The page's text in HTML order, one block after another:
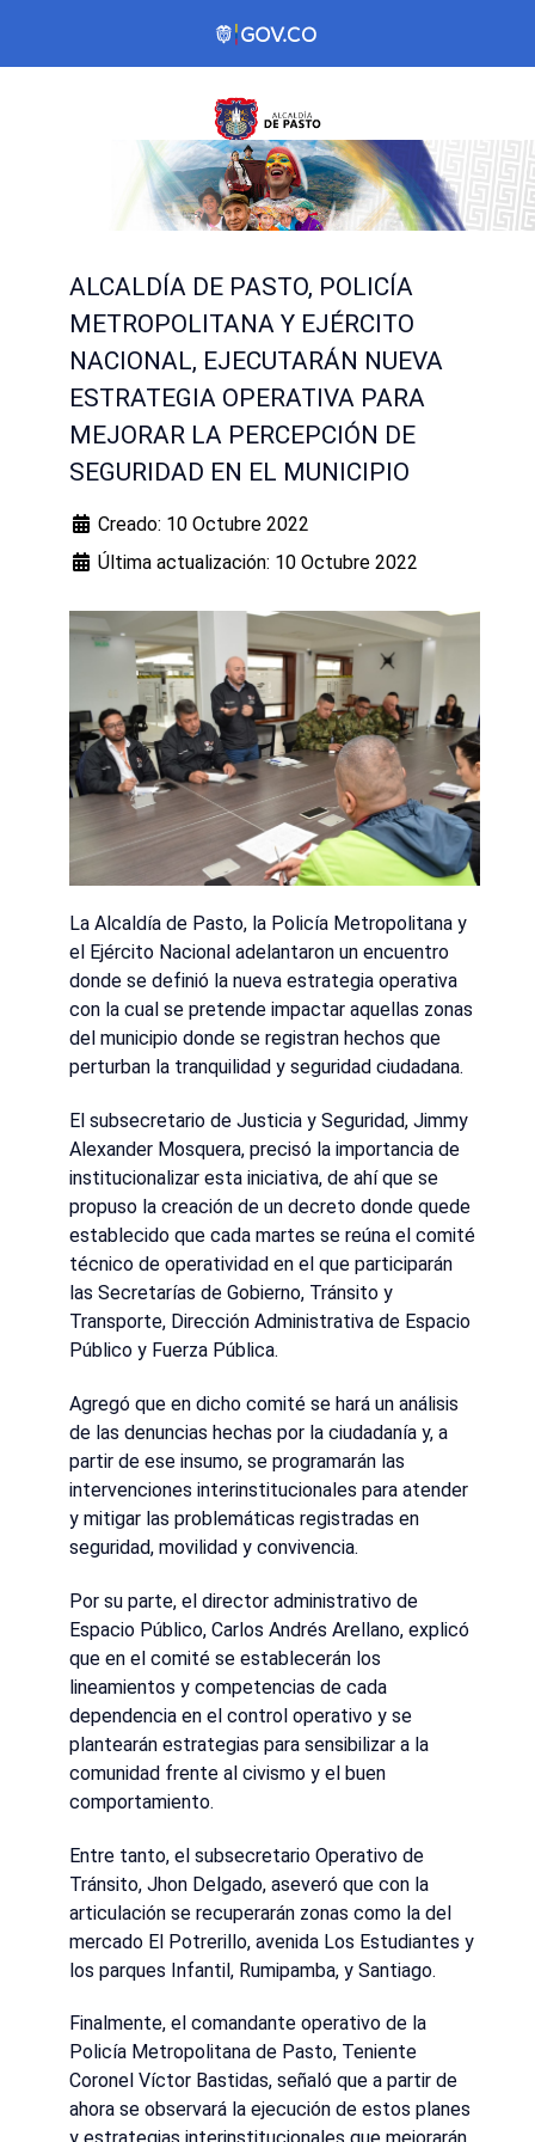
ALCALDÍA DE PASTO, POLICÍA
METROPOLITANA Y EJÉRCITO
NACIONAL, EJECUTARÁN NUEVA
ESTRATEGIA OPERATIVA PARA
MEJORAR LA PERCEPCIÓN DE
SEGURIDAD EN EL MUNICIPIO
Creado: 10 Octubre 2022
Última actualización: 10 Octubre 2022
La Alcaldía de Pasto, la Policía Metropolitana y
el Ejército Nacional adelantaron un encuentro
donde se definió la nueva estrategia operativa
con la cual se pretende impactar aquellas zonas
del municipio donde se registran hechos que
perturban la tranquilidad y seguridad ciudadana.
El subsecretario de Justicia y Seguridad, Jimmy
Alexander Mosquera, precisó la importancia de
institucionalizar esta iniciativa, de ahí que se
propuso la creación de un decreto donde quede
establecido que cada martes se reúna el comité
técnico de operatividad en el que participarán
las Secretarías de Gobierno, Tránsito y
Transporte, Dirección Administrativa de Espacio
Público y Fuerza Pública.
Agregó que en dicho comité se hará un análisis
de las denuncias hechas por la ciudadanía y, a
partir de ese insumo, se programarán las
intervenciones interinstitucionales para atender
y mitigar las problemáticas registradas en
seguridad, movilidad y convivencia.
Por su parte, el director administrativo de
Espacio Público, Carlos Andrés Arellano, explicó
que en el comité se establecerán los
lineamientos y competencias de cada
dependencia en el control operativo y se
plantearán estrategias para sensibilizar a la
comunidad frente al civismo y el buen
comportamiento.
Entre tanto, el subsecretario Operativo de
Tránsito, Jhon Delgado, aseveró que con la
articulación se recuperarán zonas como la del
mercado El Potrerillo, avenida Los Estudiantes y
los parques Infantil, Rumipamba, y Santiago.
Finalmente, el comandante operativo de la
Policía Metropolitana de Pasto, Teniente
Coronel Víctor Bastidas, señaló que a partir de
ahora se observará la ejecución de estos planes